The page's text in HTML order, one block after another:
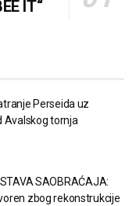
IT“
Perseida uz
Avalskog tornja
SAOBRAĆAJA:
zbog rekonstrukcije